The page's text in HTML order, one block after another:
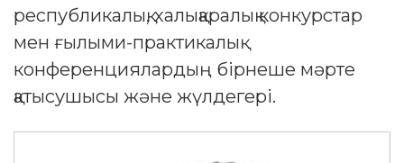
республикалық, халықаралық конкурстар
мен ғылыми-практикалық
конференциялардың бірнеше мәрте
қатысушысы және жүлдегері.